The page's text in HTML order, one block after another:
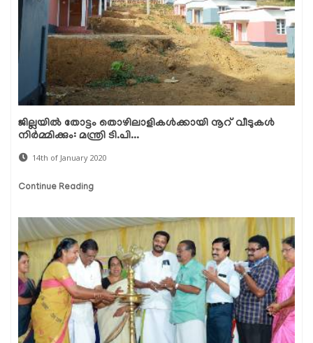
ജില്ലയില്‍ തോട്ടം തൊഴിലാളികള്‍ക്കായി നൂറ് വീടുകള്‍
നിര്‍മ്മിക്കും: മന്ത്രി ടി.പി...
14th of January 2020
Continue Reading